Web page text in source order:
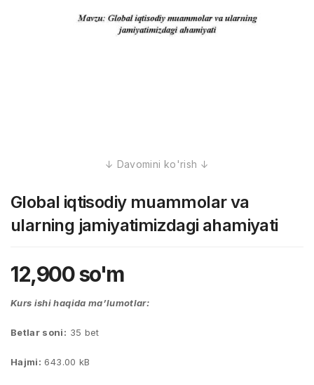
Global iqtisodiy muammolar va
ularning jamiyatimizdagi ahamiyati
12,900so'm
Kurs ishi haqida ma’lumotlar:
Betlar soni: 35 bet
Hajmi: 643.00 kB